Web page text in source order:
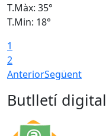
T.Màx: 35°
T.Min: 18°
1
2
AnteriorSegüent
Butlletí digital